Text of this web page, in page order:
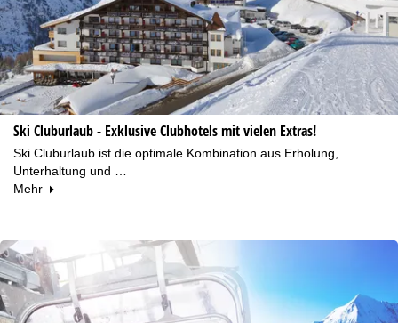
Ski Cluburlaub - Exklusive Clubhotels mit vielen Extras!
Ski Cluburlaub ist die optimale Kombination aus Erholung,
Unterhaltung und …
Mehr